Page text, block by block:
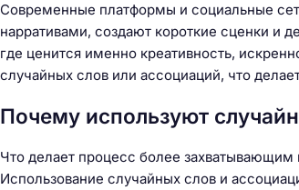
Современные платформы и социальные
нарративами, создают короткие сценки и
где ценится именно креативность,
случайных слов или ассоциаций, что
Почему используют
Что делает процесс более
Использование случайных слов и